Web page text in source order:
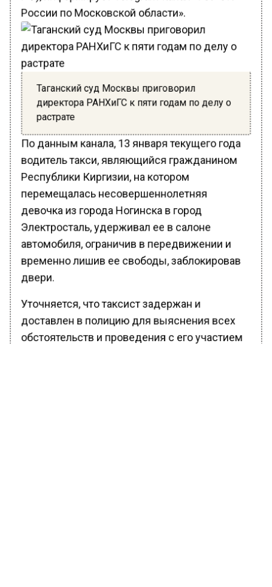
России по Московской области».
Таганский суд Москвы приговорил
директора РАНХиГС к пяти годам по делу о
растрате
По данным канала, 13 января текущего года
водитель такси, являющийся гражданином
Республики Киргизии, на котором
перемещалась несовершеннолетняя
девочка из города Ногинска в город
Электросталь, удерживал ее в салоне
автомобиля, ограничив в передвижении и
временно лишив ее свободы, заблокировав
двери.
Уточняется, что таксист задержан и
доставлен в полицию для выяснения всех
обстоятельств и проведения с его участием